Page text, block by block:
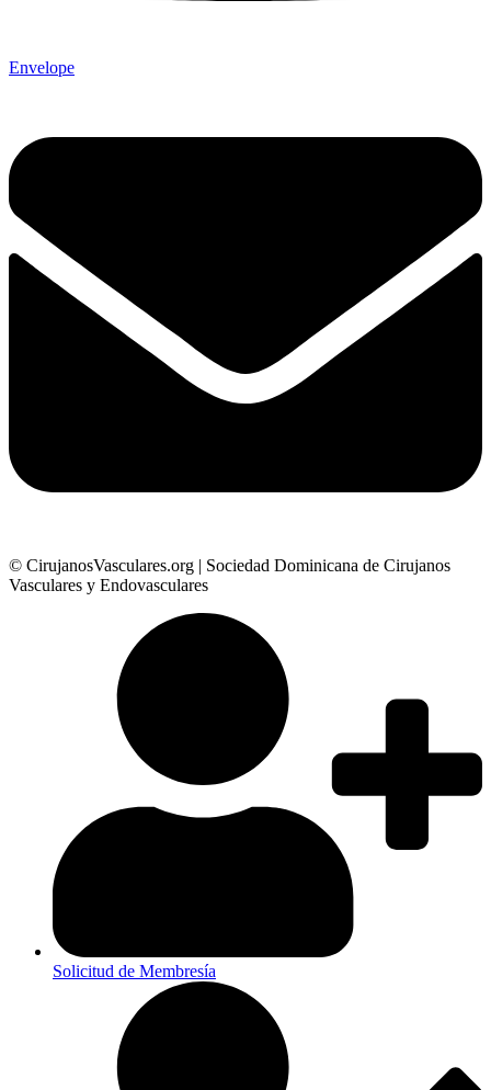
Envelope
© CirujanosVasculares.org | Sociedad Dominicana de Cirujanos
Vasculares y Endovasculares
Solicitud de Membresía